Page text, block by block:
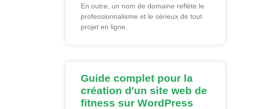
En outre, un nom de domaine reflète le
professionnalisme et le sérieux de tout
projet en ligne.
Guide complet pour la
création d'un site web de
fitness sur WordPress